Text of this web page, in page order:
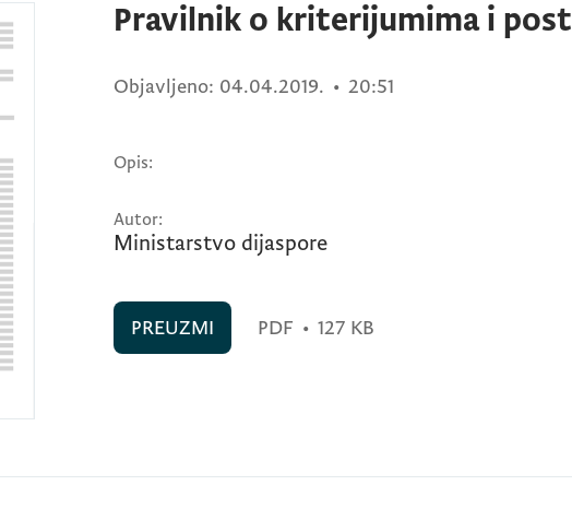
Pravilnik o kriterijumima i
Objavljeno: 04.04.2019. • 20:51
Opis:
Autor:
Ministarstvo dijaspore
PREUZMI PDF • 127 KB